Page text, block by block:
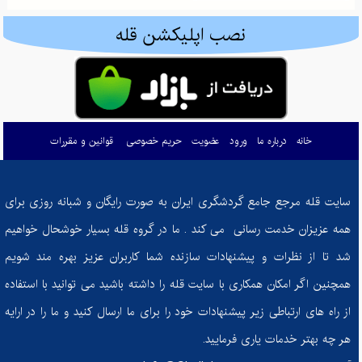
ادموند هیلاری: تسخیرکننده اورست و نماد اراده بشری
گم شدن در طبیعت: راهنمای بقا و بازگشت ایمن در کوه و جنگل
کوله‌پشتی‌های کوهنوردی: راهنمای انتخاب هوشمندانه برای صعود به قله‌های موفقیت
چطور زندگی‌تان را تحت کنترل درآورید: معرفی کتاب "ذهن حواس جمع"
مرداب دیوک؛ نگینی پنهان در دل جنگل‌های سرسبز کلاردشت
از تصمیم تا دستاورد: چگونه در مسیر تناسب اندام ثابت‌قدم بمانیم؟
چرا باید به خواب راحت اهمیت بدهیم؟ عوارض خوابیدن با ناراحتی برای سلامتی شما
چشمه‌های جادویی فریدون: نگین‌های پنهان در دل کوه‌های اصفهان
اسکی با اطمینان: راهنمای جامع برای مقابله با خطرات و حفظ ایمنی در پیست
نصب اپلیکشن قله
خانه درباره ما ورود عضویت حریم خصوصی قوانین و مقررات
سایت قله مرجع جامع گردشگری ایران به صورت رایگان و شبانه روزی برای
همه عزیزان خدمت رسانی می کند . ما در گروه قله بسیار خوشحال خواهیم
شد تا از نظرات و پیشنهادات سازنده شما کاربران عزیز بهره مند شویم
همچنین اگر امکان همکاری با سایت قله را داشته باشید می توانید با استفاده
از راه های ارتباطی زیر پیشنهادات خود را برای ما ارسال کنید و ما را در ارایه
هر چه بهتر خدمات یاری فرمایید.